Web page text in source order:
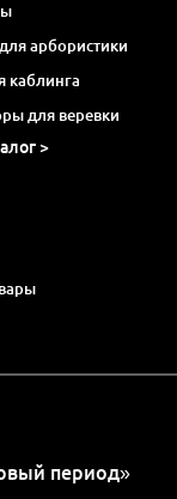
арбористики
каблинга
для веревки
>
период»